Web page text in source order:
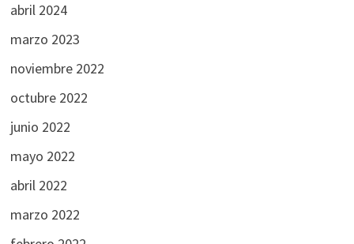
abril 2024
marzo 2023
noviembre 2022
octubre 2022
junio 2022
mayo 2022
abril 2022
marzo 2022